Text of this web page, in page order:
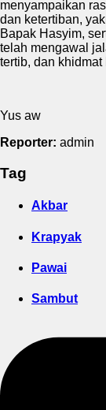
menyampaikan
dan ketertiban,
Bapak Hasyim,
telah mengawal
tertib, dan
Yus aw
Reporter: admin
Tag
Akbar
Krapyak
Pawai
Sambut